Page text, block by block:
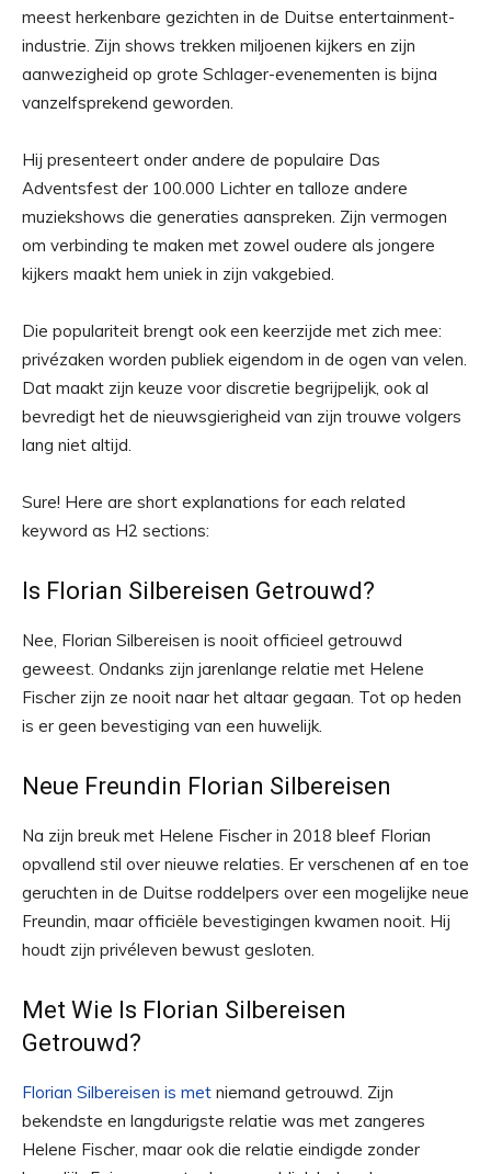
meest herkenbare gezichten in de Duitse entertainment-
industrie. Zijn shows trekken miljoenen kijkers en zijn
aanwezigheid op grote Schlager-evenementen is bijna
vanzelfsprekend geworden.
Hij presenteert onder andere de populaire Das
Adventsfest der 100.000 Lichter en talloze andere
muziekshows die generaties aanspreken. Zijn vermogen
om verbinding te maken met zowel oudere als jongere
kijkers maakt hem uniek in zijn vakgebied.
Die populariteit brengt ook een keerzijde met zich mee:
privézaken worden publiek eigendom in de ogen van velen.
Dat maakt zijn keuze voor discretie begrijpelijk, ook al
bevredigt het de nieuwsgierigheid van zijn trouwe volgers
lang niet altijd.
Sure! Here are short explanations for each related
keyword as H2 sections:
Is Florian Silbereisen Getrouwd?
Nee, Florian Silbereisen is nooit officieel getrouwd
geweest. Ondanks zijn jarenlange relatie met Helene
Fischer zijn ze nooit naar het altaar gegaan. Tot op heden
is er geen bevestiging van een huwelijk.
Neue Freundin Florian Silbereisen
Na zijn breuk met Helene Fischer in 2018 bleef Florian
opvallend stil over nieuwe relaties. Er verschenen af en toe
geruchten in de Duitse roddelpers over een mogelijke neue
Freundin, maar officiële bevestigingen kwamen nooit. Hij
houdt zijn privéleven bewust gesloten.
Met Wie Is Florian Silbereisen
Getrouwd?
Florian Silbereisen is met niemand getrouwd. Zijn
bekendste en langdurigste relatie was met zangeres
Helene Fischer, maar ook die relatie eindigde zonder